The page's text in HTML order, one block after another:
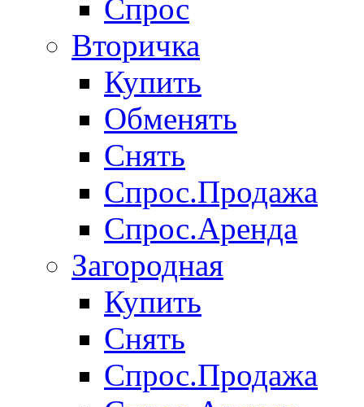
Спрос
Вторичка
Купить
Обменять
Снять
Спрос.Продажа
Спрос.Аренда
Загородная
Купить
Снять
Спрос.Продажа